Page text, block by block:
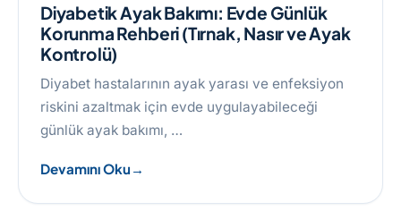
Diyabetik Ayak Bakımı: Evde Günlük
Korunma Rehberi (Tırnak, Nasır ve Ayak
Kontrolü)
Diyabet hastalarının ayak yarası ve enfeksiyon
riskini azaltmak için evde uygulayabileceği
günlük ayak bakımı, …
Devamını Oku